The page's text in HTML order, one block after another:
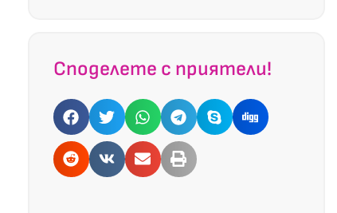
Споделете с приятели!